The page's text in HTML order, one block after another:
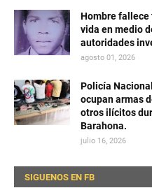
Hombre
vida en medio
autoridades
agosto 01, 2026
Policía
ocupan armas
otros ilícitos
Barahona.
julio 16, 2026
SIGUENOS EN FB